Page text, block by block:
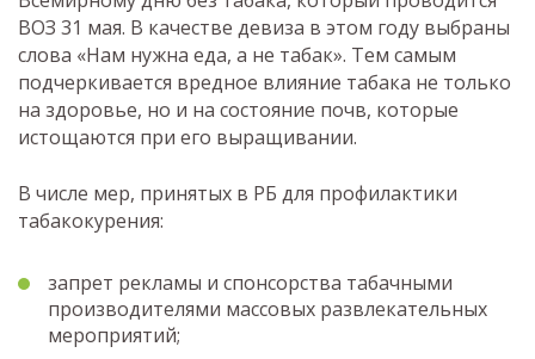
ВОЗ 31 мая. В качестве девиза в этом году выбраны
слова «Нам нужна еда, а не табак». Тем самым
подчеркивается вредное влияние табака не только
на здоровье, но и на состояние почв, которые
истощаются при его выращивании.
В числе мер, принятых в РБ для профилактики
табакокурения:
запрет рекламы и спонсорства табачными
производителями массовых развлекательных
мероприятий;